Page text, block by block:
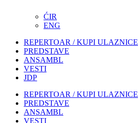
ĆIR
ENG
REPERTOAR / KUPI ULAZNICE
PREDSTAVE
ANSAMBL
VESTI
JDP
REPERTOAR / KUPI ULAZNICE
PREDSTAVE
ANSAMBL
VESTI